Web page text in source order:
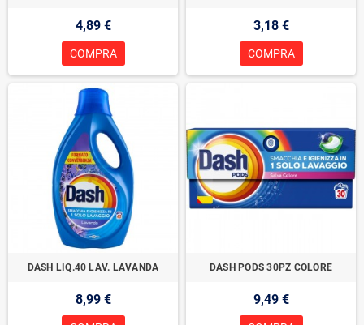
4,89 €
COMPRA
3,18 €
COMPRA
DASH LIQ.40 LAV. LAVANDA
8,99 €
DASH PODS 30PZ COLORE
9,49 €